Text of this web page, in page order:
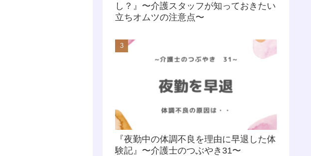
し？』〜介護スタッフが知っておきたい
立ちオムツの注意点〜
『夜勤中の体調不良を理由に早退した体
験記』〜介護士のつぶやき31〜